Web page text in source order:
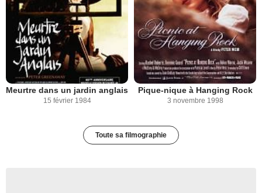
Meurtre dans un jardin anglais
15 février 1984
Pique-nique à Hanging Rock
3 novembre 1998
Toute sa filmographie